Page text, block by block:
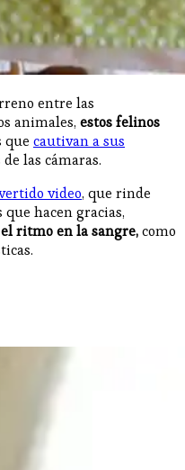
entre las
animales, estos felinos
que cautivan a sus
las cámaras.
video, que rinde
que hacen gracias,
ritmo en la sangre,como